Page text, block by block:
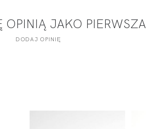
OPINIĄ JAKO PIERWSZA
DODAJ OPINIĘ